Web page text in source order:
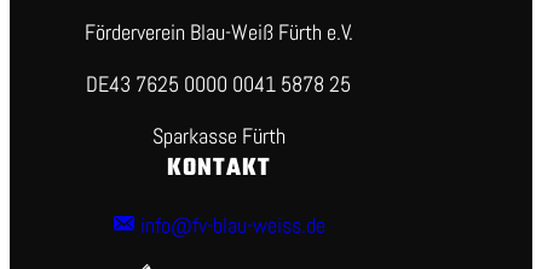
Förderverein Blau-Weiß Fürth e.V.
DE43 7625 0000 0041 5878 25
Sparkasse Fürth
KONTAKT
info@fv-blau-weiss.de